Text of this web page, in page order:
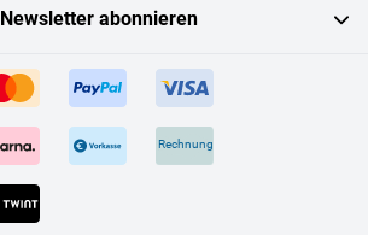
Rechnung
Newsletter abonnieren